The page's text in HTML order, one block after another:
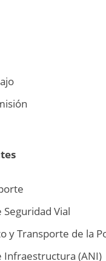
Vial
y Transporte de la
Infraestructura (ANI)